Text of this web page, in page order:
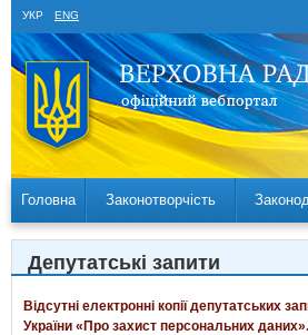
УКР ENG
Головна Законотворчість
Депутатські запити
Відсутні електронні копії депутатських
України «Про захист персональних даних».